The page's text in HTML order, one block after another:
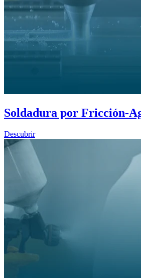
Soldadura por Fricción-
Descubrir